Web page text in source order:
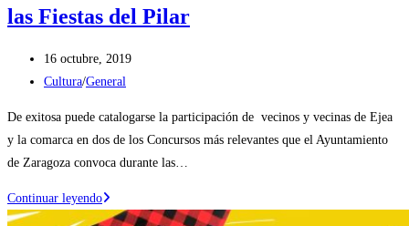
las Fiestas del Pilar
Publicación
de
entrada:
16 octubre, 2019
Categoría
Cultura/General
De exitosa puede catalogarse la participación de vecinos y vecinas de Ejea
y la comarca en dos de los Concursos más relevantes que el Ayuntamiento
de Zaragoza convoca durante las…
Continuar leyendoTres
ejeanas